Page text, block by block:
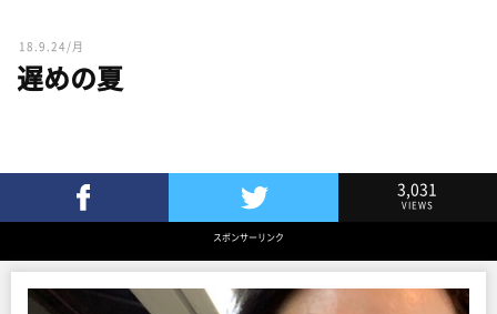
18.9.24/月
遅めの夏
Twitterでツイート
3,031
VIEWS
スポンサーリンク